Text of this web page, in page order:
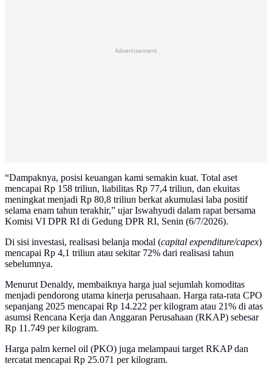
Advertisement
“Dampaknya, posisi keuangan kami semakin kuat. Total aset
mencapai Rp 158 triliun, liabilitas Rp 77,4 triliun, dan ekuitas
meningkat menjadi Rp 80,8 triliun berkat akumulasi laba positif
selama enam tahun terakhir,” ujar Iswahyudi dalam rapat bersama
Komisi VI DPR RI di Gedung DPR RI, Senin (6/7/2026).
Di sisi investasi, realisasi belanja modal (capital expenditure/capex)
mencapai Rp 4,1 triliun atau sekitar 72% dari realisasi tahun
sebelumnya.
Menurut Denaldy, membaiknya harga jual sejumlah komoditas
menjadi pendorong utama kinerja perusahaan. Harga rata-rata CPO
sepanjang 2025 mencapai Rp 14.222 per kilogram atau 21% di atas
asumsi Rencana Kerja dan Anggaran Perusahaan (RKAP) sebesar
Rp 11.749 per kilogram.
Harga palm kernel oil (PKO) juga melampaui target RKAP dan
tercatat mencapai Rp 25.071 per kilogram.